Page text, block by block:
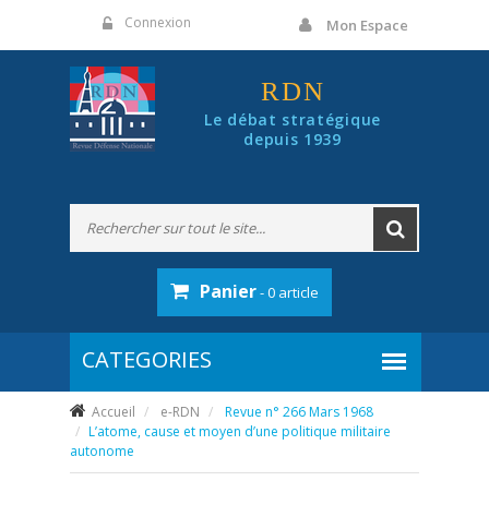
Connexion Mon Espace
RDN
Le débat stratégique
depuis 1939
Panier- 0 article
Accueil e-RDN
Revue n° 266 Mars 1968
L’atome, cause et moyen d’une politique militaire
autonome